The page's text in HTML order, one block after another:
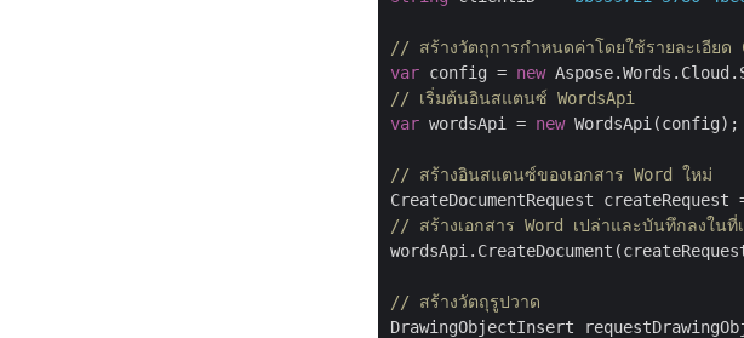
// สร้างวัตถุการกำหนดค่าโดยใช้รายละเอี
var config = new
// เริ่มต้นอินสแตนซ์ WordsApi
var wordsApi = new WordsApi(config);
// สร้างอินสแตนซ์ของเอกสาร Word ใหม่
CreateDocumentRequest createRequest
// สร้างเอกสาร Word เปล่าและบันทึกลงในที่
// สร้างวัตถุรูปวาด
DrawingObjectInsert